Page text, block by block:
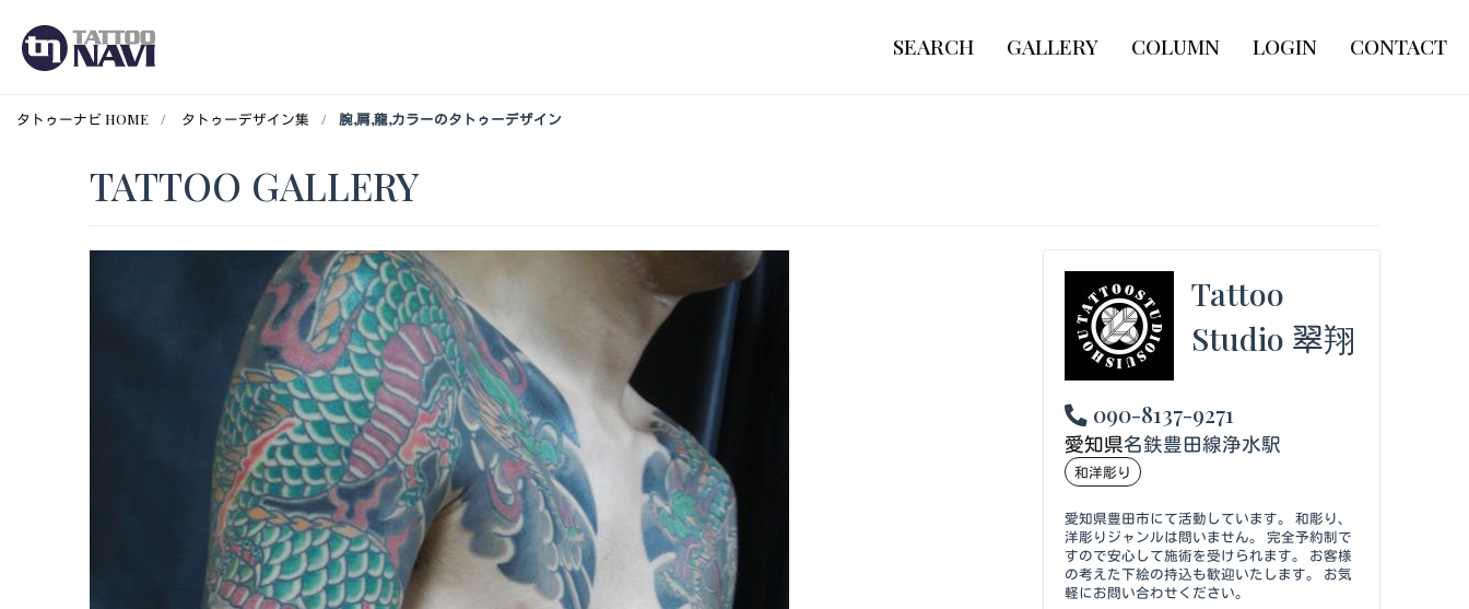
SEARCH GALLERY COLUMN LOGIN CONTACT
タトゥーナビ HOME タトゥーデザイン集 腕,肩,龍,カラーのタトゥーデザイン
TATTOO GALLERY
Tattoo
Studio 翠翔
090-8137-9271
愛知県名鉄豊田線浄水駅
和洋彫り
愛知県豊田市にて活動しています。 和彫り、
洋彫りジャンルは問いません。 完全予約制で
すので安心して施術を受けられます。 お客様
の考えた下絵の持込も歓迎いたします。 お気
軽にお問い合わせください。